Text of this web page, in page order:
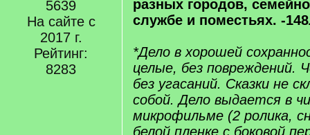
5639
На сайте с
2017 г.
Рейтинг:
8283
разных городов,
службе и поместьях. -
*Дело в хорошей
целые, без повреждений.
без угасаний. Сказки не
собой. Дело выдается в
микрофильме (2 ролика,
белой пленке с боковой